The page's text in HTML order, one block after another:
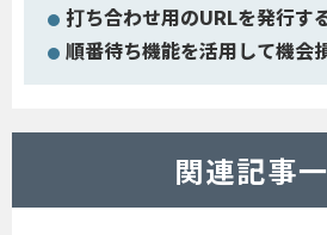
打ち合わせ用のURLを発行す
順番待ち機能を活用して機会
関連記事